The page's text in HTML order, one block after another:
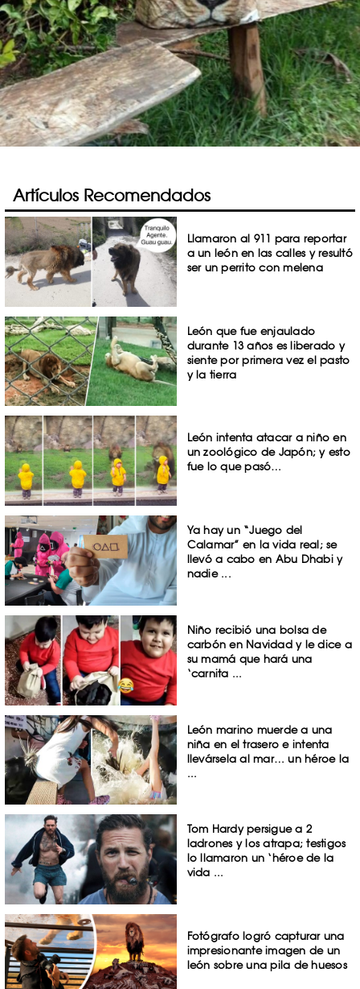
Artículos Recomendados
Llamaron al 911 para reportar
a un león en las calles y resultó
ser un perrito con melena
León que fue enjaulado
durante 13 años es liberado y
siente por primera vez el pasto
y la tierra
León intenta atacar a niño en
un zoológico de Japón; y esto
fue lo que pasó…
Ya hay un “Juego del
Calamar” en la vida real; se
llevó a cabo en Abu Dhabi y
nadie ...
Niño recibió una bolsa de
carbón en Navidad y le dice a
su mamá que hará una
‘carnita ...
León marino muerde a una
niña en el trasero e intenta
llevársela al mar… un héroe la
...
Tom Hardy persigue a 2
ladrones y los atrapa; testigos
lo llamaron un ‘héroe de la
vida ...
Fotógrafo logró capturar una
impresionante imagen de un
león sobre una pila de huesos